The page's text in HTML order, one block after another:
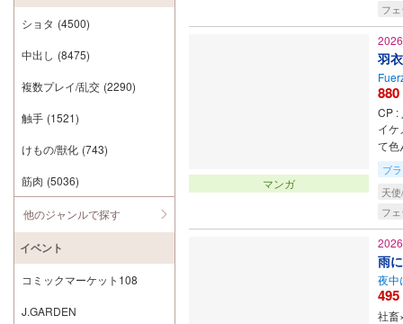
フ
マンガ
羽
880
CP :
イケ
て色
ブ
天
フ
雨
夜中
495
社畜
ショタ (4500)
中出し (8475)
複数プレイ/乱交 (2290)
触手 (1521)
けもの/獣化 (743)
筋肉 (5036)
他のジャンルで探す
イベント
コミックマーケット108
J.GARDEN